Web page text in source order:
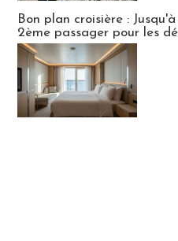
Bon plan croisière :
2ème passager pour les